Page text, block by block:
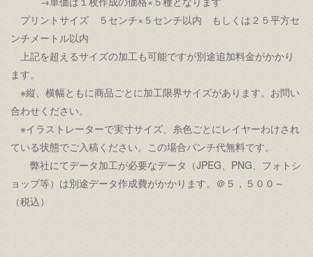
プリントサイズ ５センチ×５センチ以内 もしくは２５平方セ
ンチメートル以内
上記を超えるサイズの加工も可能ですが別途追加料金がかかり
ます。
※縦、横幅ともに商品ごとに加工限界サイズがあります。お問い
合わせください。
※イラストレーターで実寸サイズ、糸色ごとにレイヤーわけされ
ている状態でご入稿ください。この場合パンチ代無料です。
弊社にてデータ加工が必要なデータ（JPEG、PNG、フォトシ
ョップ等）は別途データ作成費がかかります。＠５，５００～
（税込）